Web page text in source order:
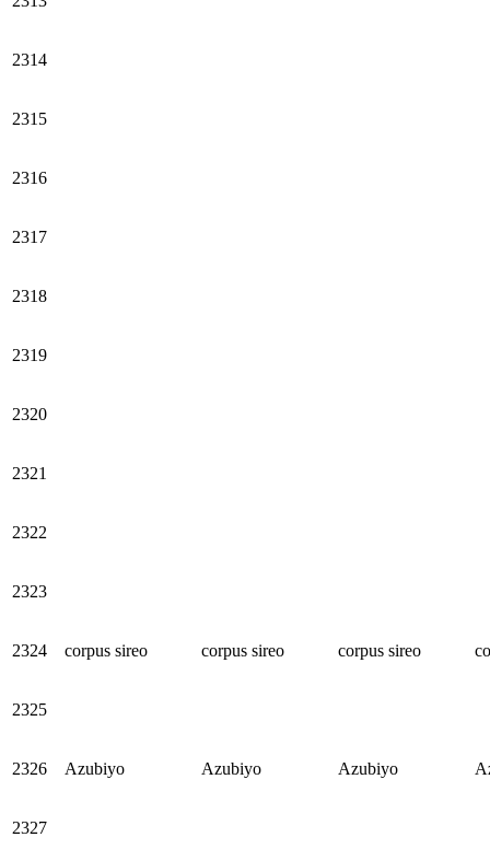
2314
2315
2316
2317
2318
2319
2320
2321
2322
2323
2324 corpus sireo corpus sireo corpus sireo
2325
2326 Azubiyo Azubiyo Azubiyo
2327